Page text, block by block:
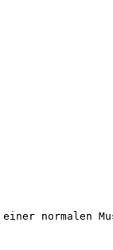
einer normalen